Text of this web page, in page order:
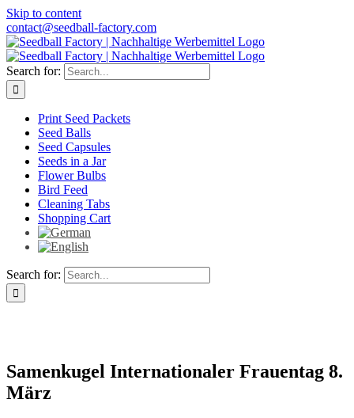
Skip to content
contact@seedball-factory.com
Search for:
Print Seed Packets
Seed Balls
Seed Capsules
Seeds in a Jar
Flower Bulbs
Bird Feed
Cleaning Tabs
Shopping Cart
Search for:
Samenkugel Internationaler Frauentag 8.
März